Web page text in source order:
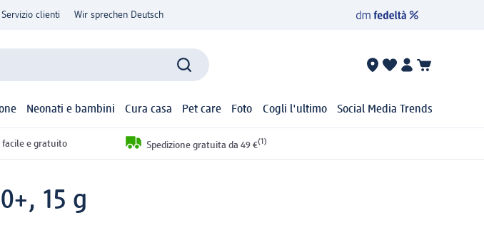
Servizio clienti Wir sprechen Deutsch
Neonati e bambini Cura casa Pet care Foto Cogli l'ultimo Social Media Trends
facile e gratuito Spedizione gratuita da 49 €(1)
15 g